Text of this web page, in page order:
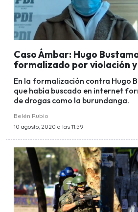
Caso Ámbar: Hugo
formalizado por violación
En la formalización contra Hugo
que había buscado en internet
de drogas como la burundanga.
Belén Rubio
10 agosto, 2020 a las 11:59